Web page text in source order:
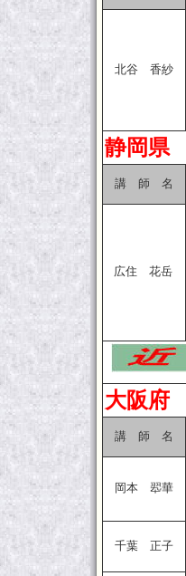
北谷 香紗
静岡県
講 師 名
広住 花岳
大阪府
講 師 名
岡本 翆華
千葉 正子